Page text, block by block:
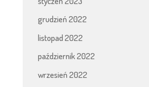
grudzień 2022
listopad 2022
październik 2022
wrzesień 2022